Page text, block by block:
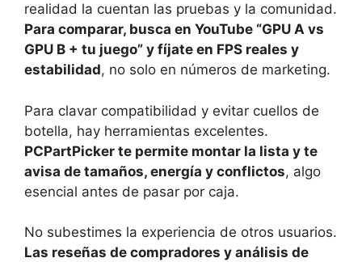
realidad la cuentan las pruebas y la comunidad.
Para comparar, busca en YouTube “GPU A vs
GPU B + tu juego” y fíjate en FPS reales y
estabilidad, no solo en números de marketing.
Para clavar compatibilidad y evitar cuellos de
botella, hay herramientas excelentes.
PCPartPicker te permite montar la lista y te
avisa de tamaños, energía y conflictos, algo
esencial antes de pasar por caja.
No subestimes la experiencia de otros usuarios.
Las reseñas de compradores y análisis de